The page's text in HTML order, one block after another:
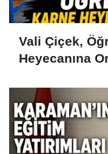
Vali Çiçek,
Heyecanına